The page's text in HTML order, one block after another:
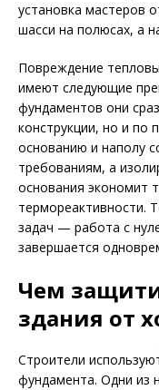
установка мастеров
шасси на полюсах, а
Повреждение
имеют следующие
фундаментов они
конструкции, но и по
основанию и наполу
требованиям, а
основания экономит
термореактивности.
задач — работа с
завершается
Чем
здания от
Строители
фундамента. Одни из